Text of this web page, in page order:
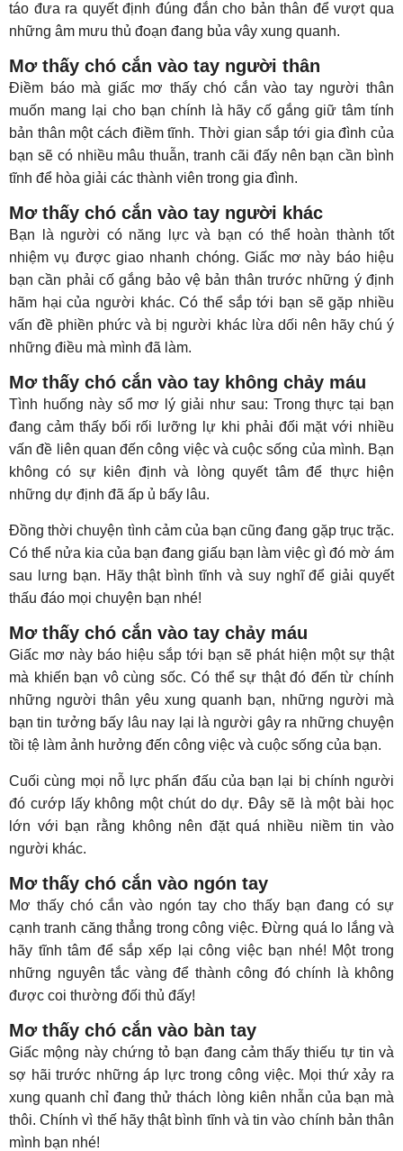
táo đưa ra quyết định đúng đắn cho bản thân để vượt qua
những âm mưu thủ đoạn đang bủa vây xung quanh.
Mơ thấy chó cắn vào tay người thân
Điềm báo mà giấc mơ thấy chó cắn vào tay người thân
muốn mang lại cho bạn chính là hãy cố gắng giữ tâm tính
bản thân một cách điềm tĩnh. Thời gian sắp tới gia đình của
bạn sẽ có nhiều mâu thuẫn, tranh cãi đấy nên bạn cần bình
tĩnh để hòa giải các thành viên trong gia đình.
Mơ thấy chó cắn vào tay người khác
Bạn là người có năng lực và bạn có thể hoàn thành tốt
nhiệm vụ được giao nhanh chóng. Giấc mơ này báo hiệu
bạn cần phải cố gắng bảo vệ bản thân trước những ý định
hãm hại của người khác. Có thể sắp tới bạn sẽ gặp nhiều
vấn đề phiền phức và bị người khác lừa dối nên hãy chú ý
những điều mà mình đã làm.
Mơ thấy chó cắn vào tay không chảy máu
Tình huống này sổ mơ lý giải như sau: Trong thực tại bạn
đang cảm thấy bối rối lưỡng lự khi phải đối mặt với nhiều
vấn đề liên quan đến công việc và cuộc sống của mình. Bạn
không có sự kiên định và lòng quyết tâm để thực hiện
những dự định đã ấp ủ bấy lâu.
Đồng thời chuyện tình cảm của bạn cũng đang gặp trục trặc.
Có thể nửa kia của bạn đang giấu bạn làm việc gì đó mờ ám
sau lưng bạn. Hãy thật bình tĩnh và suy nghĩ để giải quyết
thấu đáo mọi chuyện bạn nhé!
Mơ thấy chó cắn vào tay chảy máu
Giấc mơ này báo hiệu sắp tới bạn sẽ phát hiện một sự thật
mà khiến bạn vô cùng sốc. Có thể sự thật đó đến từ chính
những người thân yêu xung quanh bạn, những người mà
bạn tin tưởng bấy lâu nay lại là người gây ra những chuyện
tồi tệ làm ảnh hưởng đến công việc và cuộc sống của bạn.
Cuối cùng mọi nỗ lực phấn đấu của bạn lại bị chính người
đó cướp lấy không một chút do dự. Đây sẽ là một bài học
lớn với bạn rằng không nên đặt quá nhiều niềm tin vào
người khác.
Mơ thấy chó cắn vào ngón tay
Mơ thấy chó cắn vào ngón tay cho thấy bạn đang có sự
cạnh tranh căng thẳng trong công việc. Đừng quá lo lắng và
hãy tĩnh tâm để sắp xếp lại công việc bạn nhé! Một trong
những nguyên tắc vàng để thành công đó chính là không
được coi thường đối thủ đấy!
Mơ thấy chó cắn vào bàn tay
Giấc mộng này chứng tỏ bạn đang cảm thấy thiếu tự tin và
sợ hãi trước những áp lực trong công việc. Mọi thứ xảy ra
xung quanh chỉ đang thử thách lòng kiên nhẫn của bạn mà
thôi. Chính vì thế hãy thật bình tĩnh và tin vào chính bản thân
mình bạn nhé!